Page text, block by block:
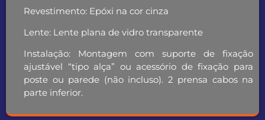
Revestimento: Epóxi na cor cinza
Lente: Lente plana de vidro transparente
Instalação: Montagem com suporte de fixação
ajustável “tipo alça” ou acessório de fixação para
poste ou parede (não incluso). 2 prensa cabos na
parte inferior.